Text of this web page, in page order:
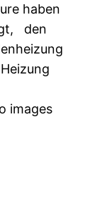
haben
den
images